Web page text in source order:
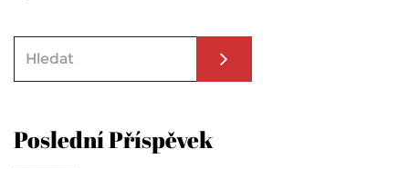
Poslední Příspěvek